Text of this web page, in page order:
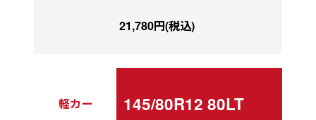
21,780円(税込)
軽カー 145/80R12 80LT